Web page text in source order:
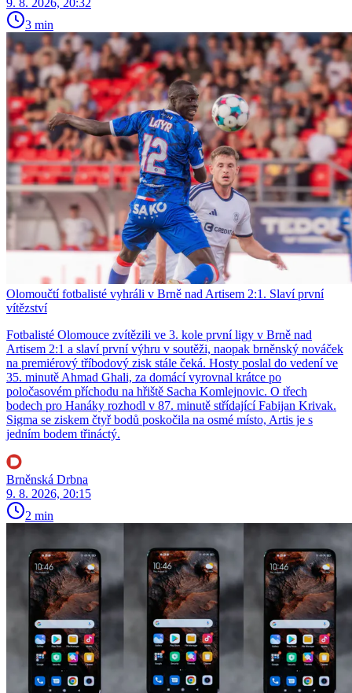
3 min
Olomoučtí fotbalisté vyhráli v Brně nad Artisem 2:1. Slaví první
vítězství
Fotbalisté Olomouce zvítězili ve 3. kole první ligy v Brně nad
Artisem 2:1 a slaví první výhru v soutěži, naopak brněnský nováček
na premiérový tříbodový zisk stále čeká. Hosty poslal do vedení ve
35. minutě Ahmad Ghali, za domácí vyrovnal krátce po
poločasovém příchodu na hřiště Sacha Komlejnovic. O třech
bodech pro Hanáky rozhodl v 87. minutě střídající Fabijan Krivak.
Sigma se ziskem čtyř bodů poskočila na osmé místo, Artis je s
jedním bodem třináctý.
Brněnská Drbna
9. 8. 2026, 20:15
2 min